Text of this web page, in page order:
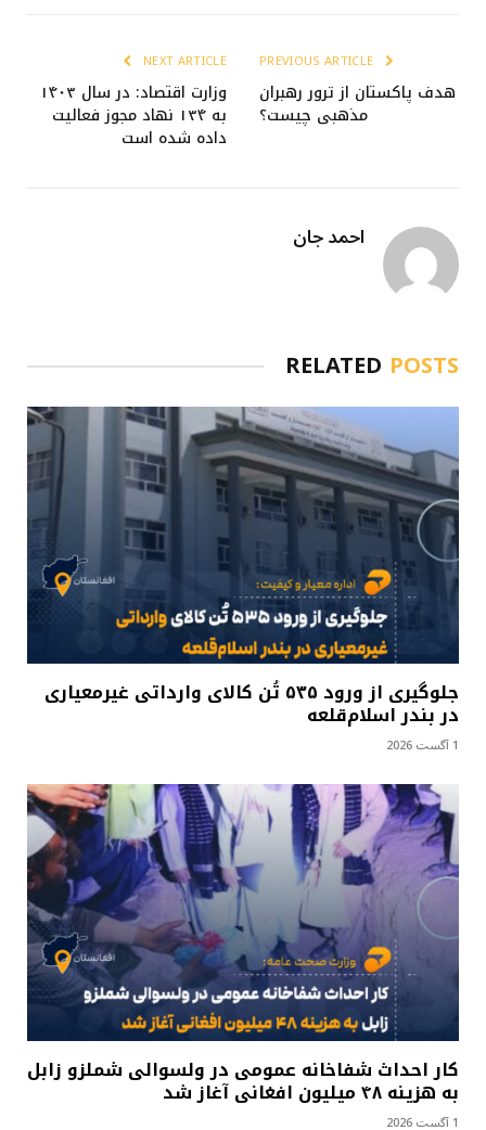
هدف پاکستان از ترور رهبران
مذهبی چیست؟
NEXT ARTICLE
وزارت اقتصاد: در سال ۱۴۰۳
به ۱۳۴ نهاد مجوز فعالیت
داده شده است
احمد جان
RELATED POSTS
جلوگیری از ورود ۵۳۵ تُن کالای وارداتی غیرمعیاری
در بندر اسلام‌قلعه
1 آگست 2026
کار احداث شفاخانه عمومی در ولسوالی شملزو زابل
به هزینه ۴۸ میلیون افغانی آغاز شد
1 آگست 2026